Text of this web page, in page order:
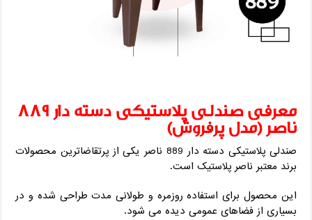
معرفی صندلی پلاستیکی دسته دار 889
ناصر (مدل پرفروش)
صندلی پلاستیکی دسته دار 889 ناصر یکی از پرتقاضاترین محصولات
برند معتبر ناصر پلاستیک است.
این محصول برای استفاده روزمره و طولانی ‌مدت طراحی شده و در
بسیاری از فضاهای عمومی دیده می ‌شود.